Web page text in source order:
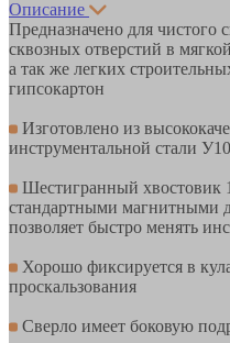
Описание
Предназначено для чистого
сквозных отверстий в
а так же легких
гипсокартон
Изготовлено из
инструментальной стали
Шестигранный хвостовик
стандартными магнитными
позволяет быстро менять
Хорошо фиксируется в
проскальзования
Сверло имеет боковую